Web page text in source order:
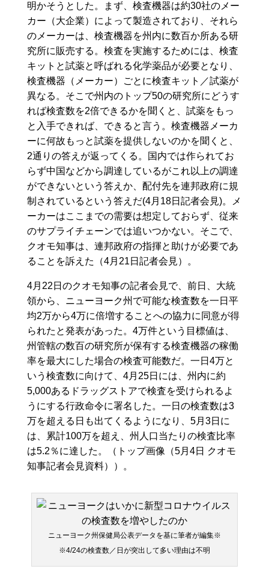
明かそうとした。まず、検査機器は約30社のメー
カー（大企業）によって製造されており、それら
のメーカーは、検査機器を州内に数百か所ある研
究所に販売する。検査を実施するためには、検査
キットと試薬と呼ばれる化学薬品が必要となり、
検査機器（メーカー）ごとに検査キット／試薬が
異なる。そこで州内のトップ50の研究所にどうす
れば検査数を2倍できるかを聞くと、試薬をもっ
と入手できれば、できると言う。検査機器メーカ
ーに何故もっと試薬を提供しないのかを聞くと、
2通りの答えが返ってくる。国内では作られてお
らず中国などから調達しているがこれ以上の調達
ができないという答えか、配付先を連邦政府に規
制されているという答えだ(4月18日記者会見)。メ
ーカーはここまでの需要は想定しておらず、従来
のサプライチェーンでは追いつかない。そこで、
クオモ知事は、連邦政府の指揮と助けが必要であ
ることを訴えた（4月21日記者会見）。
4月22日のクオモ知事の記者会見で、前日、大統
領から、ニューヨーク州で可能な検査数を一日平
均2万から4万に倍増することへの協力に同意が得
られたと発表があった。4万件という目標値は、
州管轄の数百の研究所が保有する検査機器の稼働
率を最大にした場合の検査可能数だ。一日4万と
いう検査数に向けて、4月25日には、州内に約
5,000あるドラッグストアで検査を受けられるよ
うにする行政命令に署名した。一日の検査数は3
万を超える日も出てくるようになり、5月3日に
は、累計100万を超え、州人口当たりの検査比率
は5.2％に達した。（トップ画像（5月4日 クオモ
知事記者会見資料））。
ニューヨーク州保健局公表データを基に筆者が編集※
※4/24の検査数／日が突出して多い理由は不明